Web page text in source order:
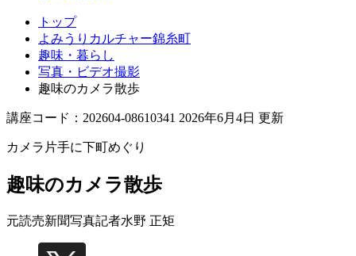
トップ
よみうりカルチャー錦糸町
趣味・暮らし
写真・ビデオ撮影
趣味のカメラ散歩
講座コード：202604-08610341 2026年6月4日 更新
カメラ片手に下町めぐり
趣味のカメラ散歩
元読売新聞写真記者水野 正矩